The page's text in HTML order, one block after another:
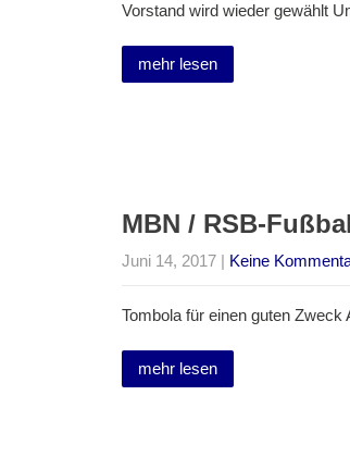
Vorstand wird wieder gewählt
mehr lesen
MBN / RSB-
Juni 14, 2017| Keine
Tombola für einen guten Zweck
mehr lesen